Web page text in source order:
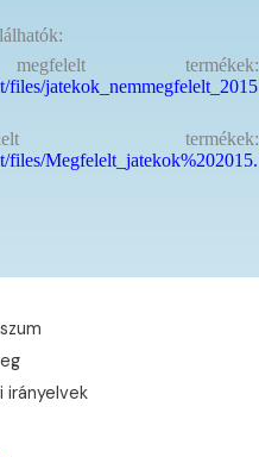
termékek:
jatekok_nemmegfelelt_2015
termékek:
files/Megfelelt_jatekok%202015.